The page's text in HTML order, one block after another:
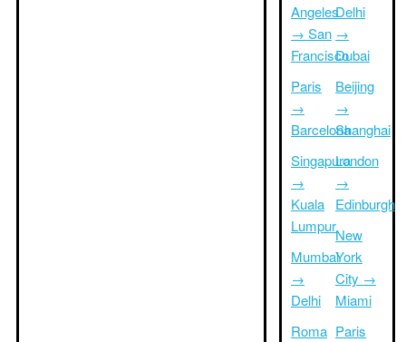
Angeles
→ San
Francisco
Paris
→
Barcelona
Singapura
→
Kuala
Lumpur
Mumbai
→
Delhi
Roma
Delhi
→
Dubai
Beijing
→
Shanghai
London
→
Edinburgh
New
York
City →
Miami
Paris